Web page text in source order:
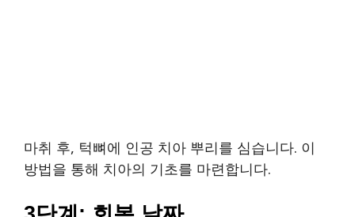
마취 후, 턱뼈에 인공 치아 뿌리를 심습니다. 이
방법을 통해 치아의 기초를 마련합니다.